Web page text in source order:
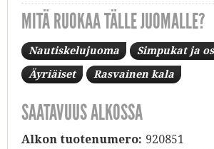
MITÄ RUOKAA TÄLLE JUOMALLE?
Nautiskelujuoma Simpukat ja
Äyriäiset Rasvainen kala
SAATAVUUS ALKOSSA
Alkon tuotenumero: 920851